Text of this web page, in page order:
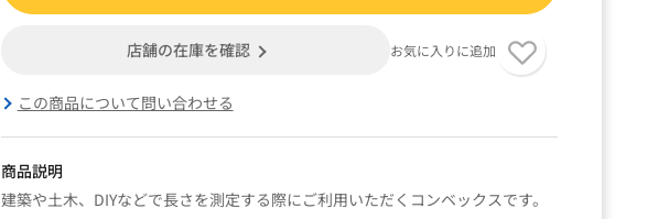
店舗の在庫を確認 お気に入りに追加
この商品について問い合わせる
商品説明
建築や土木、DIYなどで長さを測定する際にご利用いただくコンベックスです。